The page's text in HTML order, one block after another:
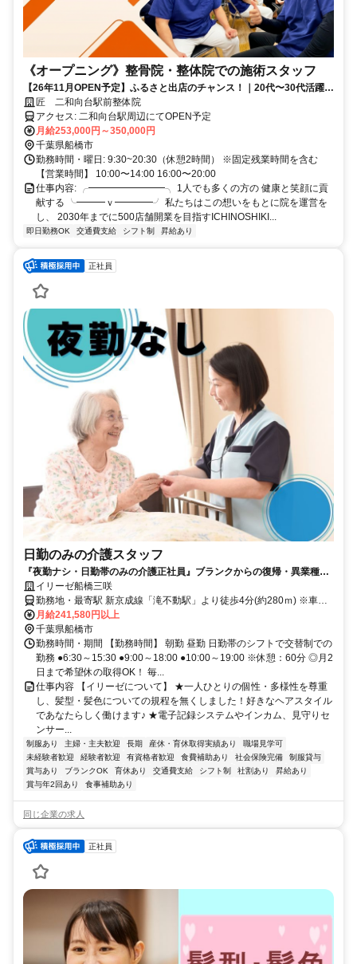
《オープニング》整骨院・整体院での施術スタッフ
【26年11月OPEN予定】ふるさと出店のチャンス！｜20代〜30代活躍
中！｜無資格OK｜未経験から一流の治療家になれる手厚い研修サポート
あり｜店舗拡大中で最速でキャリアアップができる！週休2日制
匠 二和向台駅前整体院
アクセス: 二和向台駅周辺にてOPEN予定
月給253,000円～350,000円
千葉県船橋市
勤務時間・曜日: 9:30~20:30（休憩2時間） ※固定残業時間を含む
【営業時間】 10:00〜14:00 16:00〜20:00
仕事内容: ╭━━━━━━━━╮ 1人でも多くの方の 健康と笑顔に貢
献する ╰━━━ｖ━━━━╯ 私たちはこの想いをもとに院を運営を
し、 2030年までに500店舗開業を目指すICHINOSHIKI...
即日勤務OK 交通費支給 シフト制 昇給あり
正社員
日勤のみの介護スタッフ
『夜勤ナシ・日勤帯のみの介護正社員』ブランクからの復帰・異業種か
らの転職も大歓迎です！
イリーゼ船橋三咲
勤務地・最寄駅 新京成線「滝不動駅」より徒歩4分(約280ｍ) ※車通
勤OK
月給241,580円以上
千葉県船橋市
勤務時間・期間 【勤務時間】 朝勤 昼勤 日勤帯のシフトで交替制での
勤務 ●6:30～15:30 ●9:00～18:00 ●10:00～19:00 ※休憩：60分 ◎月2
日まで希望休の取得OK！ 毎...
仕事内容 【イリーゼについて】 ★一人ひとりの個性・多様性を尊重
し、髪型・髪色についての規程を無くしました！好きなヘアスタイル
であなたらしく働けます♪ ★電子記録システムやインカム、見守りセ
ンサー...
制服あり 主婦・主夫歓迎 長期 産休・育休取得実績あり
職場見学可
未経験者歓迎
経験者歓迎 有資格者歓迎 食費補助あり 社会保険完備
制服貸与
賞与あり
ブランクOK 育休あり 交通費支給 シフト制 社割あり
昇給あり
賞与年2回あり
食事補助あり
同じ企業の求人
正社員